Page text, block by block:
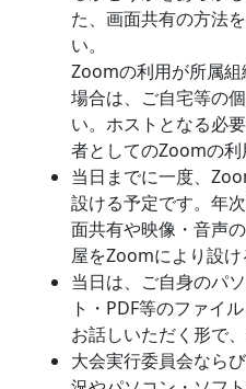
た、画面共有の方法
い。
Zoomの利用が所属
場合は、ご自宅等の
い。ホストとなる必
者としてのZoomの利
当日までに一度、
設ける予定です。年
面共有や映像・音声
屋をZoomにより設け
当日は、ご自身のパ
ト・PDF等のファイ
お話しいただく形で
大会実行委員会なら